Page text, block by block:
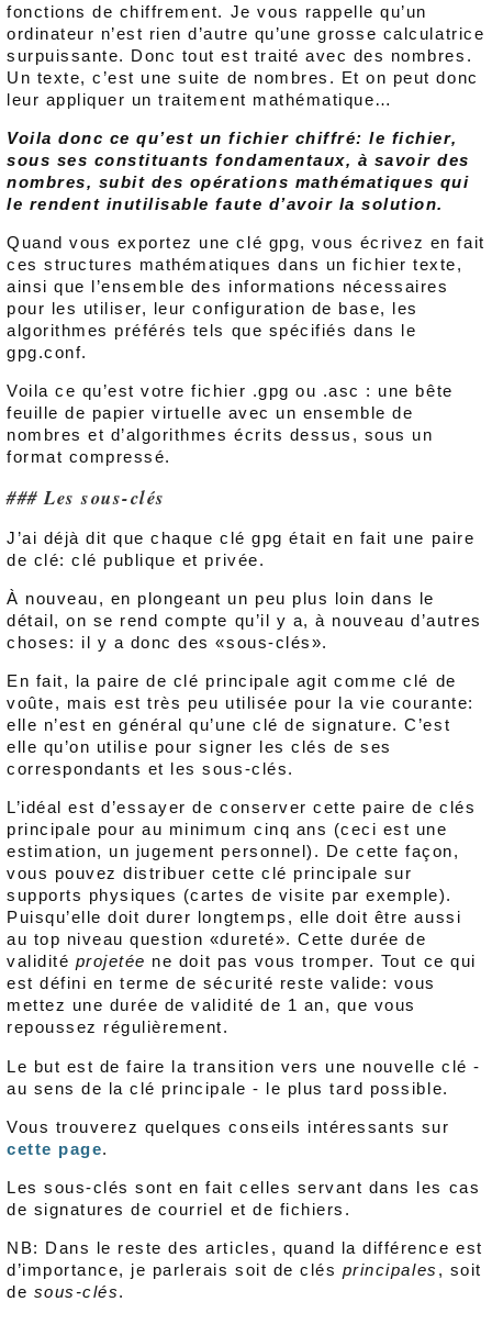
fonctions de chiffrement. Je vous rappelle qu’un
ordinateur n’est rien d’autre qu’une grosse calculatrice
surpuissante. Donc tout est traité avec des nombres.
Un texte, c’est une suite de nombres. Et on peut donc
leur appliquer un traitement mathématique…
Voila donc ce qu’est un fichier chiffré: le fichier,
sous ses constituants fondamentaux, à savoir des
nombres, subit des opérations mathématiques qui
le rendent inutilisable faute d’avoir la solution.
Quand vous exportez une clé gpg, vous écrivez en fait
ces structures mathématiques dans un fichier texte,
ainsi que l’ensemble des informations nécessaires
pour les utiliser, leur configuration de base, les
algorithmes préférés tels que spécifiés dans le
gpg.conf.
Voila ce qu’est votre fichier .gpg ou .asc : une bête
feuille de papier virtuelle avec un ensemble de
nombres et d’algorithmes écrits dessus, sous un
format compressé.
Les sous-clés
J’ai déjà dit que chaque clé gpg était en fait une paire
de clé: clé publique et privée.
À nouveau, en plongeant un peu plus loin dans le
détail, on se rend compte qu’il y a, à nouveau d’autres
choses: il y a donc des «sous-clés».
En fait, la paire de clé principale agit comme clé de
voûte, mais est très peu utilisée pour la vie courante:
elle n’est en général qu’une clé de signature. C’est
elle qu’on utilise pour signer les clés de ses
correspondants et les sous-clés.
L’idéal est d’essayer de conserver cette paire de clés
principale pour au minimum cinq ans (ceci est une
estimation, un jugement personnel). De cette façon,
vous pouvez distribuer cette clé principale sur
supports physiques (cartes de visite par exemple).
Puisqu’elle doit durer longtemps, elle doit être aussi
au top niveau question «dureté». Cette durée de
validité projetée ne doit pas vous tromper. Tout ce qui
est défini en terme de sécurité reste valide: vous
mettez une durée de validité de 1 an, que vous
repoussez régulièrement.
Le but est de faire la transition vers une nouvelle clé -
au sens de la clé principale - le plus tard possible.
Vous trouverez quelques conseils intéressants sur
cette page.
Les sous-clés sont en fait celles servant dans les cas
de signatures de courriel et de fichiers.
NB: Dans le reste des articles, quand la différence est
d’importance, je parlerais soit de clés principales , soit
de sous-clés.